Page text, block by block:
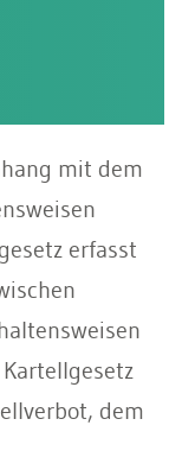
mit dem
erfasst
dem